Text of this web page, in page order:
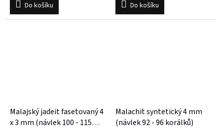
Do košíku
Do košíku
Malajský jadeit fasetovaný 4
x 3 mm (návlek 100 - 115
Malachit syntetický 4 mm
(návlek 92 - 96 korálků)